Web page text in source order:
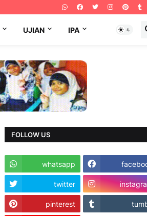
UJIAN IPA
FOLLOW US
whatsapp
twitter
pinterest